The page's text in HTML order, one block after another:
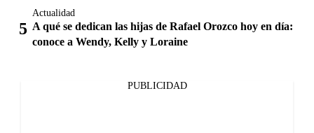
Actualidad
A qué se dedican las hijas de Rafael Orozco hoy en día:
conoce a Wendy, Kelly y Loraine
PUBLICIDAD